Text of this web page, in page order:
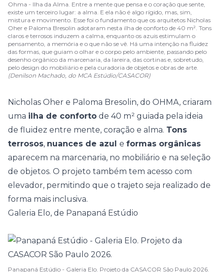
Ohma - Ilha da Alma. Entre a mente que pensa e o coração que sente,
existe um terceiro lugar: a alma. E ela não é algo rígido, mas, sim,
mistura e movimento. Esse foi o fundamento que os arquitetos Nicholas
Oher e Paloma Bresolin adotaram nesta ilha de conforto de 40 m². Tons
claros e terrosos induzem a calma, enquanto os azuis estimulam o
pensamento, a memória e o que não se vê. Há uma intenção na fluidez
das formas, que guiam o olhar e o corpo pelo ambiente, passando pelo
desenho orgânico da marcenaria, da lareira, das cortinas e, sobretudo,
pelo design do mobiliário e pela curadoria de objetos e obras de arte.
(Denilson Machado, do MCA Estúdio/CASACOR)
Nicholas Oher e Paloma Bresolin, do OHMA, criaram
uma ilha de conforto de 40 m² guiada pela ideia
de fluidez entre mente, coração e alma. Tons
terrosos, nuances de azul e formas orgânicas
aparecem na marcenaria, no mobiliário e na seleção
de objetos. O projeto também tem acesso com
elevador, permitindo que o trajeto seja realizado de
forma mais inclusiva.
Galeria Elo, de Panapaná Estúdio
Panapaná Estúdio - Galeria Elo. Projeto da CASACOR São Paulo 2026.